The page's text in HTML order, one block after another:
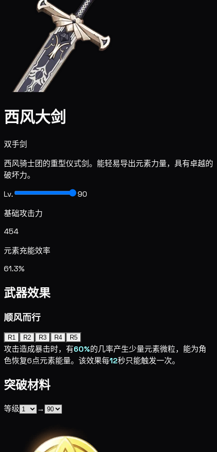
西风大剑
双手剑
西风骑士团的重型仪式剑。能轻易导出元素力量，具有卓越的
破坏力。
Lv.
90
基础攻击力
454
元素充能效率
61.3%
武器效果
顺风而行
R1 R2 R3 R4 R5
攻击造成暴击时，有60%的几率产生少量元素微粒，能为角
色恢复6点元素能量。该效果每12秒只能触发一次。
突破材料
等级 →